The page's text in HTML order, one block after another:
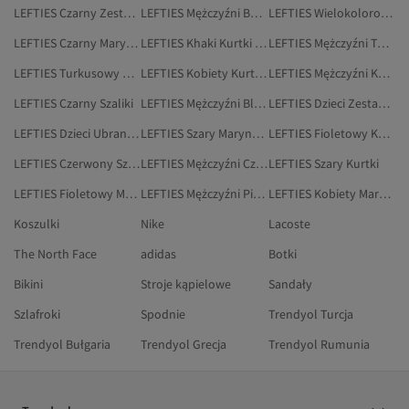
LEFTIES Czarny Zestawy Dwuczęściowe
LEFTIES Mężczyźni Botki
LEFTIES Wielokolorowy Marynarki I Kamizelki
LEFTIES Czarny Marynarki
LEFTIES Khaki Kurtki Zimowe
LEFTIES Mężczyźni Torebki Na Ramię
LEFTIES Turkusowy Zestawy Dwuczęściowe
LEFTIES Kobiety Kurtki Zimowe
LEFTIES Mężczyźni Kapcie
LEFTIES Czarny Szaliki
LEFTIES Mężczyźni Bluzy
LEFTIES Dzieci Zestawy Dwuczęściowe
LEFTIES Dzieci Ubranka Dla Niemowląt
LEFTIES Szary Marynarki I Kamizelki
LEFTIES Fioletowy Kurtki
LEFTIES Czerwony Szaliki
LEFTIES Mężczyźni CzapkiLEFTIES Szary Kurtki
LEFTIES Fioletowy Marynarki I Kamizelki
LEFTIES Mężczyźni Piżamy
LEFTIES Kobiety Marynarki I Kamizelki
Koszulki
Nike
Lacoste
The North Face
adidas
Botki
Bikini
Stroje kąpielowe
Sandały
Szlafroki
Spodnie
Trendyol Turcja
Trendyol Bułgaria
Trendyol Grecja Trendyol Rumunia